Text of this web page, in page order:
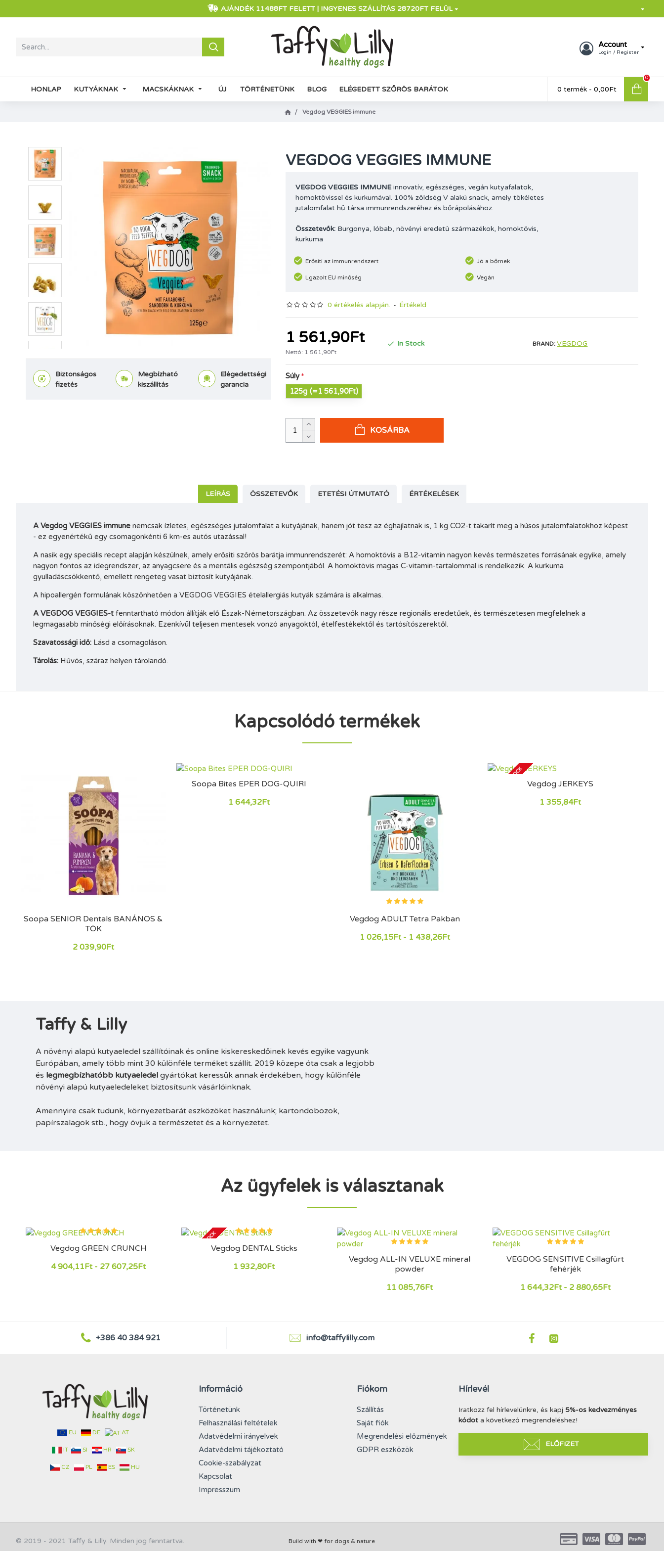
AJÁNDÉK 11488FT FELETT | INGYENES SZÁLLÍTÁS 28720FT FELÜL
Account
Login / Register
HONLAP KUTYÁKNAK MACSKÁKNAK ÚJ TÖRTÉNETÜNK BLOG ELÉGEDETT SZŐRÖS BARÁTOK 0 termék - 0,00Ft
0
Vegdog VEGGIES immune
Biztonságos
fizetés
Megbízható
kiszállítás
Elégedettségi
garancia
VEGDOG VEGGIES IMMUNE
VEGDOG VEGGIES IMMUNE innovatív, egészséges, vegán kutyafalatok,
homoktövissel és kurkumával. 100% zöldség V alakú snack, amely tökéletes
jutalomfalat hű társa immunrendszeréhez és bőrápolásához.
Összetevők: Burgonya, lóbab, növényi eredetű származékok, homoktövis,
kurkuma
Erősíti az immunrendszert Jó a bőrnek
Lgazolt EU minőség Vegán
0 értékelés alapján. - Értékeld
1 561,90Ft
Nettó: 1 561,90Ft
In Stock BRAND: VEGDOG
Súly
125g (=1 561,90Ft)
KOSÁRBA
LEÍRÁS ÖSSZETEVŐK ETETÉSI ÚTMUTATÓ ÉRTÉKELÉSEK
A Vegdog VEGGIES immune nemcsak ízletes, egészséges jutalomfalat a kutyájának, hanem jót tesz az éghajlatnak is, 1 kg CO2-t takarít meg a húsos jutalomfalatokhoz képest
- ez egyenértékű egy csomagonkénti 6 km-es autós utazással!
A nasik egy speciális recept alapján készülnek, amely erősíti szőrös barátja immunrendszerét: A homoktövis a B12-vitamin nagyon kevés természetes forrásának egyike, amely
nagyon fontos az idegrendszer, az anyagcsere és a mentális egészség szempontjából. A homoktövis magas C-vitamin-tartalommal is rendelkezik. A kurkuma
gyulladáscsökkentő, emellett rengeteg vasat biztosít kutyájának.
A hipoallergén formulának köszönhetően a VEGDOG VEGGIES ételallergiás kutyák számára is alkalmas.
A VEGDOG VEGGIES-t fenntartható módon állítják elő Észak-Németországban. Az összetevők nagy része regionális eredetűek, és természetesen megfelelnek a
legmagasabb minőségi előírásoknak. Ezenkívül teljesen mentesek vonzó anyagoktól, ételfestékektől és tartósítószerektől.
Szavatossági idő: Lásd a csomagoláson.
Tárolás: Hűvös, száraz helyen tárolandó.
Kapcsolódó termékek
Soopa SENIOR Dentals BANÁNOS &
TÖK
2 039,90Ft
Soopa Bites EPER DOG-QUIRI
1 644,32Ft
Vegdog ADULT Tetra Pakban
1 026,15Ft - 1 438,26Ft
OUT OF STOCK Vegdog JERKEYS
1 355,84Ft
Taffy & Lilly
A növényi alapú kutyaeledel szállítóinak és online kiskereskedőinek kevés egyike vagyunk
Európában, amely több mint 30 különféle terméket szállít. 2019 közepe óta csak a legjobb
és legmegbízhatóbb kutyaeledel gyártókat keressük annak érdekében, hogy különféle
növényi alapú kutyaeledeleket biztosítsunk vásárlóinknak.
Amennyire csak tudunk, környezetbarát eszközöket használunk; kartondobozok,
papírszalagok stb., hogy óvjuk a természetet és a környezetet.
Az ügyfelek is választanak
Vegdog GREEN CRUNCH
4 904,11Ft - 27 607,25Ft
OUT OF STOCKVegdog DENTAL Sticks
1 932,80Ft
Vegdog ALL-IN VELUXE mineral
powder
11 085,76Ft
VEGDOG SENSITIVE Csillagfürt
fehérjék
1 644,32Ft - 2 880,65Ft
+386 40 384 921 info@taffylilly.com
EU DE AT
IT SI HR SK
CZ PL ES HU
Információ
Történetünk
Felhasználási feltételek
Adatvédelmi irányelvek
Adatvédelmi tájékoztató
Cookie-szabályzat
Kapcsolat
Impresszum
Fiókom
Szállítás
Saját fiók
Megrendelési előzmények
GDPR eszközök
Hírlevél
Iratkozz fel hírlevelünkre, és kapj 5%-os kedvezményes
kódot a következő megrendeléshez!
ELŐFIZET
© 2019 - 2021 Taffy & Lilly. Minden jog fenntartva. Build with ❤ for dogs & nature